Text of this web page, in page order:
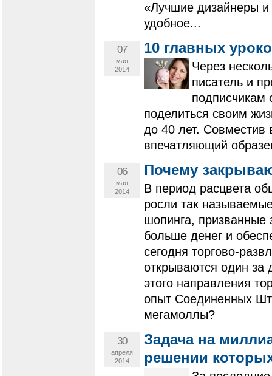
«Лучшие дизайнеры и
удобное...
07
мая
2014
10 главных
Через
писатель и
подписчикам
поделиться своим
до 40 лет. Совместив
впечатляющий
06
мая
2014
Почему
В период расцвета
росли так
шопинга, призванные
больше денег и
сегодня торгово-
открываются один за
этого направления
опыт Соединенных
мегамоллы?
30
апреля
2014
Задача на
решении